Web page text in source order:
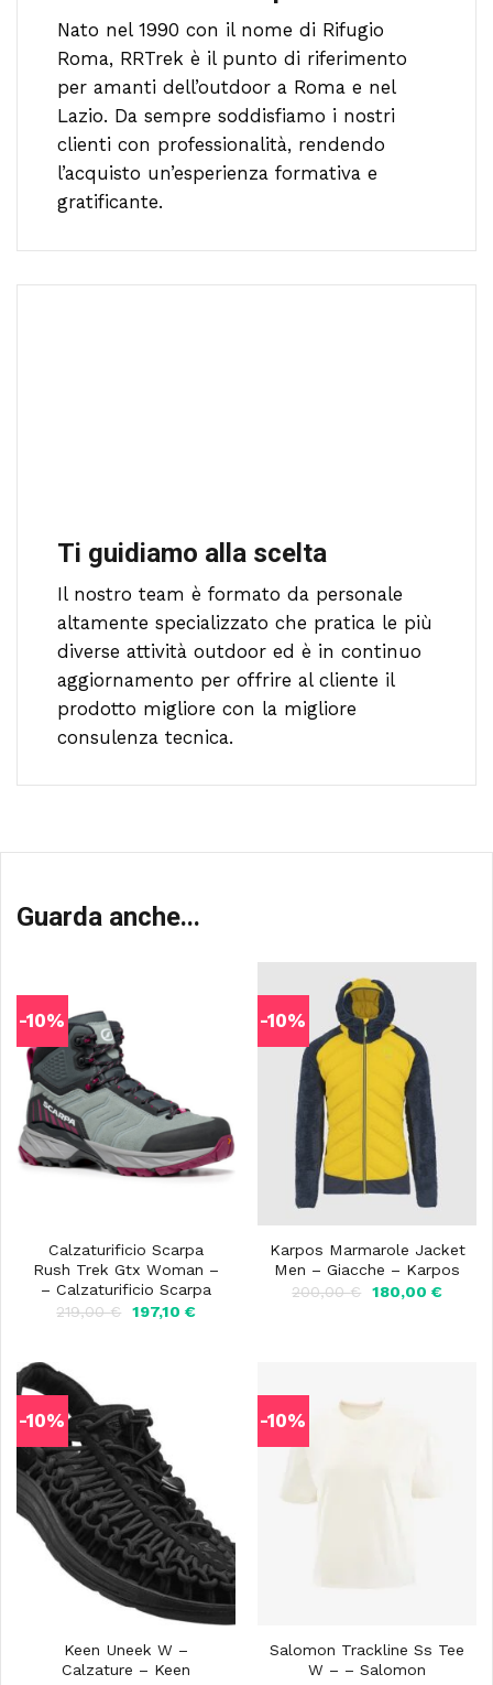
Nato nel 1990 con il nome di Rifugio
Roma, RRTrek è il punto di riferimento
per amanti dell’outdoor a Roma e nel
Lazio. Da sempre soddisfiamo i nostri
clienti con professionalità, rendendo
l’acquisto un’esperienza formativa e
gratificante.
Ti guidiamo alla scelta
Il nostro team è formato da personale
altamente specializzato che pratica le più
diverse attività outdoor ed è in continuo
aggiornamento per offrire al cliente il
prodotto migliore con la migliore
consulenza tecnica.
Guarda anche...
-10%
Calzaturificio Scarpa
Rush Trek Gtx Woman –
– Calzaturificio Scarpa
219,00€
Il
prezzo
197,10 €Il
-10%
Karpos Marmarole Jacket
Men – Giacche – Karpos
200,00€
Il
prezzo
180,00 €Il
-10%
Keen Uneek W –
Calzature – Keen
-10%
Salomon Trackline Ss Tee
W – – Salomon